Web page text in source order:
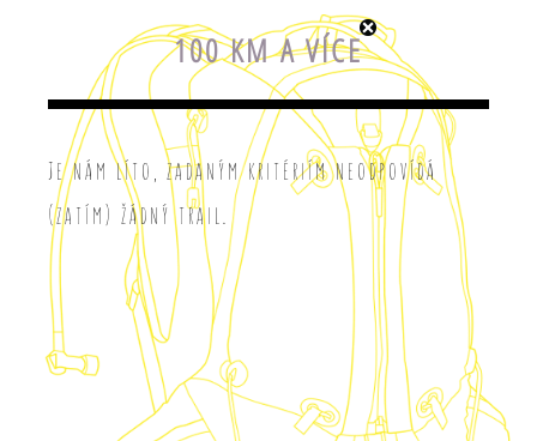
100 KM A VÍCE
Je nám líto, zadaným kritériím neodpovídá
(zatím) žádný trail.